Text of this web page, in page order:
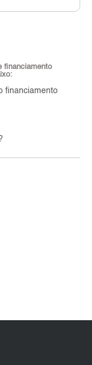
financiamento
financiamento